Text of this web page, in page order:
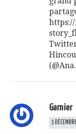
Twitter
Garnier
3